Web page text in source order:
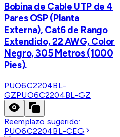
Bobina de Cable UTP de 4
Pares OSP (Planta
Externa), Cat6 de Rango
Extendido, 22 AWG, Color
Negro, 305 Metros (1000
Pies).
PUO6C2204BL-
GZPUO6C2204BL-GZ
Reemplazo sugerido:
PUO6C2204BL-CEG